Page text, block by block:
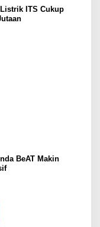
ITS Cukup
BeAT Makin